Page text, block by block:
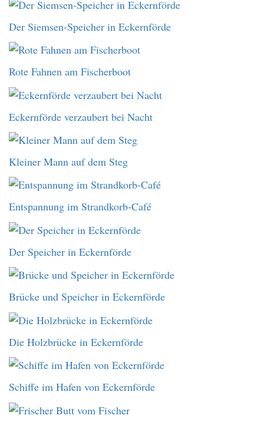
Der Siemsen-Speicher in Eckernförde
Rote Fahnen am Fischerboot
Eckernförde verzaubert bei Nacht
Kleiner Mann auf dem Steg
Entspannung im Strandkorb-Café
Der Speicher in Eckernförde
Brücke und Speicher in Eckernförde
Die Holzbrücke in Eckernförde
Schiffe im Hafen von Eckernförde